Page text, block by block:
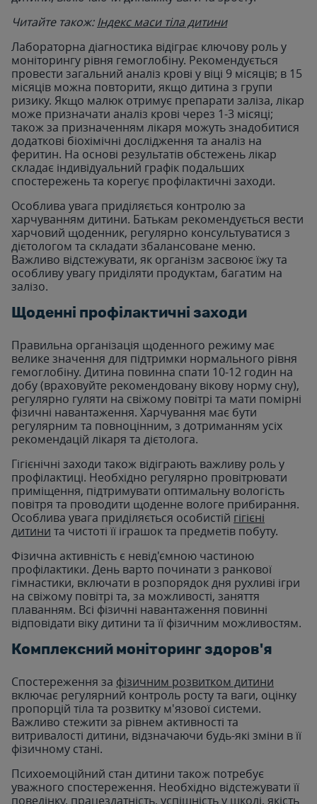
Читайте також:Індекс маси тіла дитини
Лабораторна діагностика відіграє ключову роль у
моніторингу рівня гемоглобіну. Рекомендується
провести загальний аналіз крові у віці 9 місяців; в 15
місяців можна повторити, якщо дитина з групи
ризику. Якщо малюк отримує препарати заліза, лікар
може призначати аналіз крові через 1-3 місяці;
також за призначенням лікаря можуть знадобитися
додаткові біохімічні дослідження та аналіз на
феритин. На основі результатів обстежень лікар
складає індивідуальний графік подальших
спостережень та корегує профілактичні заходи.
Особлива увага приділяється контролю за
харчуванням дитини. Батькам рекомендується вести
харчовий щоденник, регулярно консультуватися з
дієтологом та складати збалансоване меню.
Важливо відстежувати, як організм засвоює їжу та
особливу увагу приділяти продуктам, багатим на
залізо.
Щоденні профілактичні заходи
Правильна організація щоденного режиму має
велике значення для підтримки нормального рівня
гемоглобіну. Дитина повинна спати 10-12 годин на
добу (враховуйте рекомендовану вікову норму сну),
регулярно гуляти на свіжому повітрі та мати помірні
фізичні навантаження. Харчування має бути
регулярним та повноцінним, з дотриманням усіх
рекомендацій лікаря та дієтолога.
Гігієнічні заходи також відіграють важливу роль у
профілактиці. Необхідно регулярно провітрювати
приміщення, підтримувати оптимальну вологість
повітря та проводити щоденне вологе прибирання.
Особлива увага приділяється особистій гігієні
дитини та чистоті її іграшок та предметів побуту.
Фізична активність є невід'ємною частиною
профілактики. День варто починати з ранкової
гімнастики, включати в розпорядок дня рухливі ігри
на свіжому повітрі та, за можливості, заняття
плаванням. Всі фізичні навантаження повинні
відповідати віку дитини та її фізичним можливостям.
Комплексний моніторинг здоров'я
Спостереження за фізичним розвитком дитини
включає регулярний контроль росту та ваги, оцінку
пропорцій тіла та розвитку м'язової системи.
Важливо стежити за рівнем активності та
витривалості дитини, відзначаючи будь-які зміни в її
фізичному стані.
Психоемоційний стан дитини також потребує
уважного спостереження. Необхідно відстежувати її
поведінку, працездатність, успішність у школі, якість